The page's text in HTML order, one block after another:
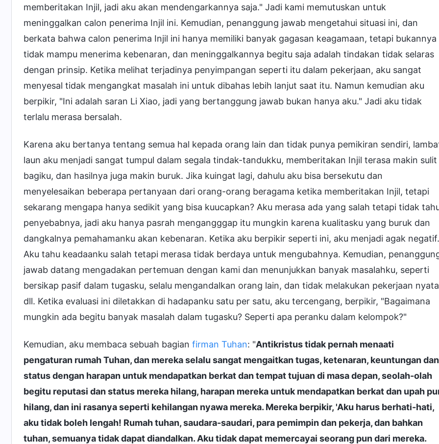
memberitakan Injil, jadi aku akan mendengarkannya saja." Jadi kami memutuskan untuk
meninggalkan calon penerima Injil ini. Kemudian, penanggung jawab mengetahui situasi ini, dan
berkata bahwa calon penerima Injil ini hanya memiliki banyak gagasan keagamaan, tetapi bukannya
tidak mampu menerima kebenaran, dan meninggalkannya begitu saja adalah tindakan tidak selaras
dengan prinsip. Ketika melihat terjadinya penyimpangan seperti itu dalam pekerjaan, aku sangat
menyesal tidak mengangkat masalah ini untuk dibahas lebih lanjut saat itu. Namun kemudian aku
berpikir, "Ini adalah saran Li Xiao, jadi yang bertanggung jawab bukan hanya aku." Jadi aku tidak
terlalu merasa bersalah.
Karena aku bertanya tentang semua hal kepada orang lain dan tidak punya pemikiran sendiri,
laun aku menjadi sangat tumpul dalam segala tindak-tandukku, memberitakan Injil terasa makin sulit
bagiku, dan hasilnya juga makin buruk. Jika kuingat lagi, dahulu aku bisa bersekutu dan
menyelesaikan beberapa pertanyaan dari orang-orang beragama ketika memberitakan Injil, tetapi
sekarang mengapa hanya sedikit yang bisa kuucapkan? Aku merasa ada yang salah tetapi tidak
penyebabnya, jadi aku hanya pasrah mengangggap itu mungkin karena kualitasku yang buruk dan
dangkalnya pemahamanku akan kebenaran. Ketika aku berpikir seperti ini, aku menjadi agak negatif.
Aku tahu keadaanku salah tetapi merasa tidak berdaya untuk mengubahnya. Kemudian,
jawab datang mengadakan pertemuan dengan kami dan menunjukkan banyak masalahku, seperti
bersikap pasif dalam tugasku, selalu mengandalkan orang lain, dan tidak melakukan pekerjaan
dll. Ketika evaluasi ini diletakkan di hadapanku satu per satu, aku tercengang, berpikir, "Bagaimana
mungkin ada begitu banyak masalah dalam tugasku? Seperti apa peranku dalam kelompok?"
Kemudian, aku membaca sebuah bagian firman Tuhan: "Antikristus tidak pernah menaati
pengaturan rumah Tuhan, dan mereka selalu sangat mengaitkan tugas, ketenaran, keuntungan dan
status dengan harapan untuk mendapatkan berkat dan tempat tujuan di masa depan, seolah-olah
begitu reputasi dan status mereka hilang, harapan mereka untuk mendapatkan berkat dan upah
hilang, dan ini rasanya seperti kehilangan nyawa mereka. Mereka berpikir, 'Aku harus berhati-hati,
aku tidak boleh lengah! Rumah tuhan, saudara-saudari, para pemimpin dan pekerja, dan bahkan
tuhan, semuanya tidak dapat diandalkan. Aku tidak dapat memercayai seorang pun dari mereka.